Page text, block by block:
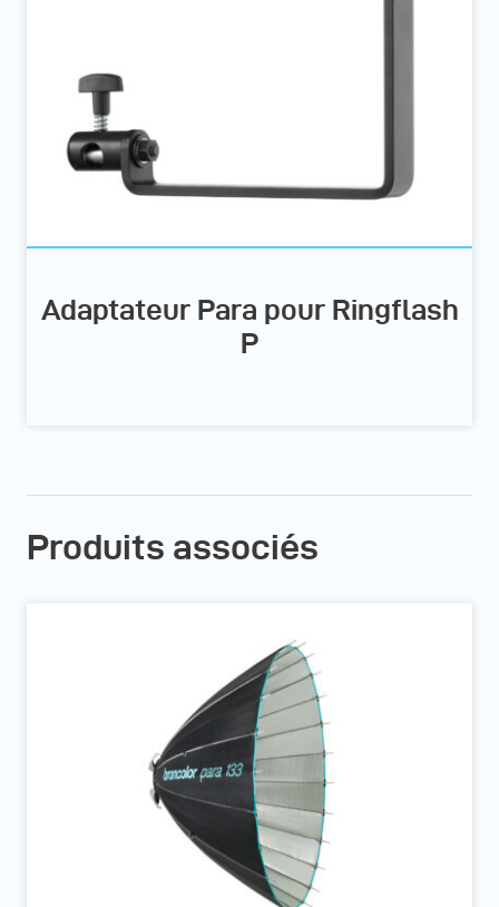
Adaptateur Para pour Ringflash
P
Produits associés